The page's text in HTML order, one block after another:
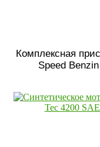
Комплексная
Speed